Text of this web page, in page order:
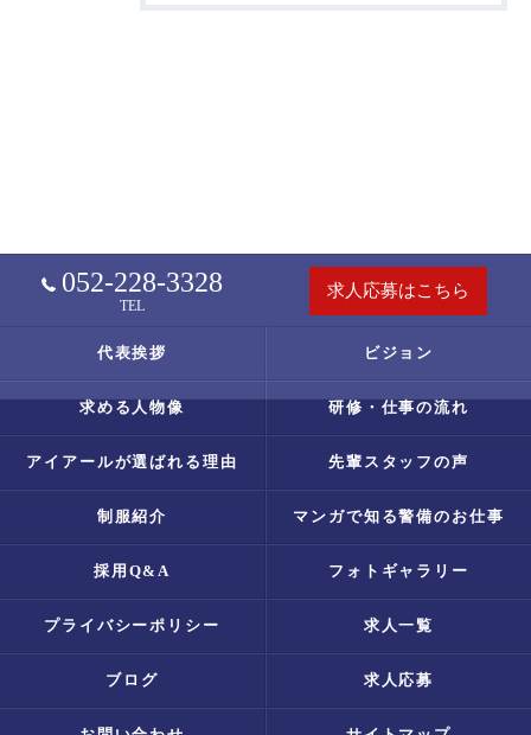
052-228-3328
TEL
求人応募はこちら
代表挨拶 ビジョン
求める人物像 研修・仕事の流れ
アイアールが選ばれる理由 先輩スタッフの声
制服紹介 マンガで知る警備のお仕事
採用Q&A フォトギャラリー
プライバシーポリシー 求人一覧
ブログ 求人応募